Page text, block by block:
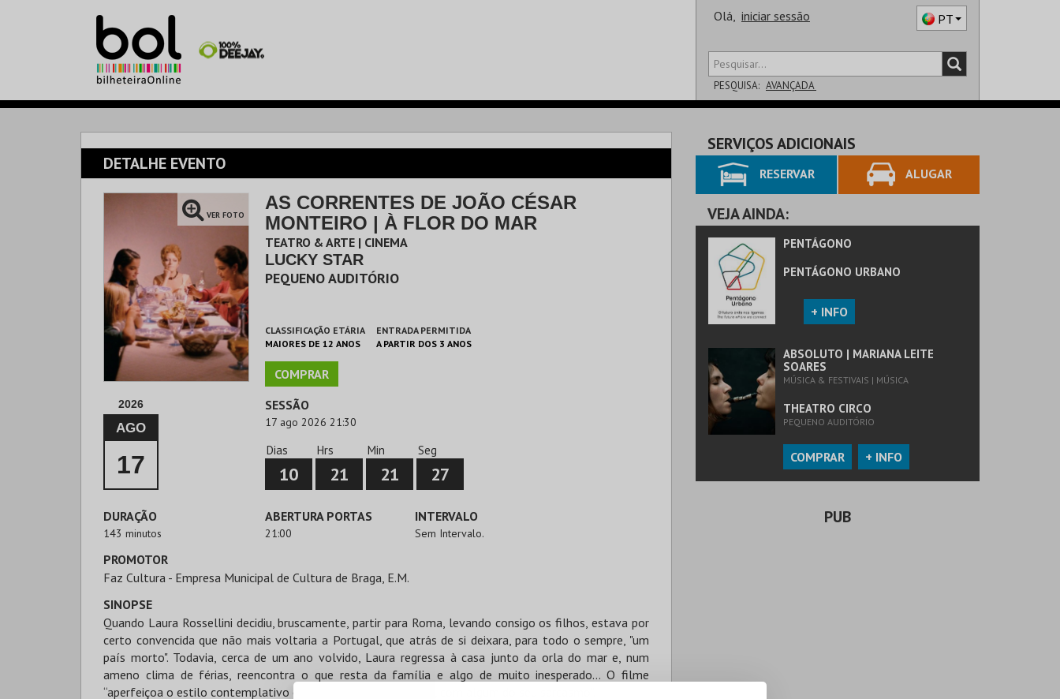
Olá, iniciar sessão PT
PESQUISA: AVANÇADA
SALA
DETALHE EVENTO
VER FOTO
AS CORRENTES DE JOÃO CÉSAR
MONTEIRO | À FLOR DO MAR
TEATRO & ARTE | CINEMA
LUCKY STAR
PEQUENO AUDITÓRIO
CLASSIFICAÇÃO ETÁRIA
MAIORES DE 12 ANOS
ENTRADA PERMITIDA
A PARTIR DOS 3 ANOS
COMPRAR
2026
AGO
17
SESSÃO
17 ago 2026 21:30
Dias
10
Hrs
21
Min
21
Seg
27
DURAÇÃO
143 minutos
ABERTURA PORTAS
21:00
INTERVALO
Sem Intervalo.
PROMOTOR
Faz Cultura - Empresa Municipal de Cultura de Braga, E.M.
SINOPSE
Quando Laura Rossellini decidiu, bruscamente, partir para Roma, levando consigo os filhos, estava por
certo convencida que não mais voltaria a Portugal, que atrás de si deixara, para todo o sempre, "um
país morto". Todavia, cerca de um ano volvido, Laura regressa à casa junto da orla do mar e, num
ameno clima de férias, reencontra o que resta da família e algo de muito inesperado… O filme
“aperfeiçoa o estilo contemplativo e melancólico de Monteiro, com algum do seu sarcasmo”.
SERVIÇOS ADICIONAIS
RESERVAR ALUGAR
VEJA AINDA:
PENTÁGONO
PENTÁGONO URBANO
+ INFO
ABSOLUTO | MARIANA LEITE
SOARES
MÚSICA & FESTIVAIS | MÚSICA
THEATRO CIRCO
PEQUENO AUDITÓRIO
COMPRAR + INFO
PUB